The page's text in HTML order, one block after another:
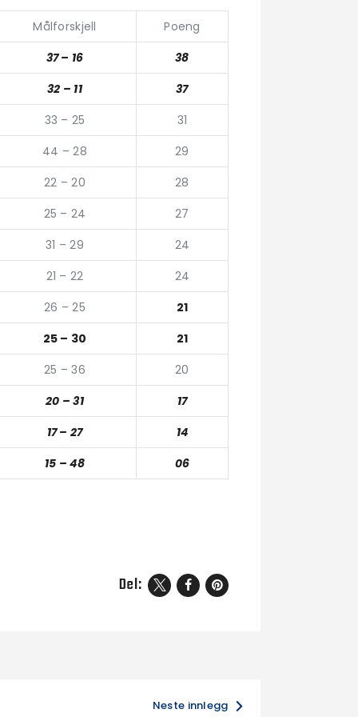
Målforskjell
Poeng
37 – 16
38
32 – 11
37
33 – 25
31
44 – 28
29
22 – 20
28
25 – 24
27
31 – 29
24
21 – 22
24
26 – 25
21
25 – 30
21
25 – 36
20
20 – 31
17
17 – 27
14
15 – 48
06
Del:
Neste innlegg